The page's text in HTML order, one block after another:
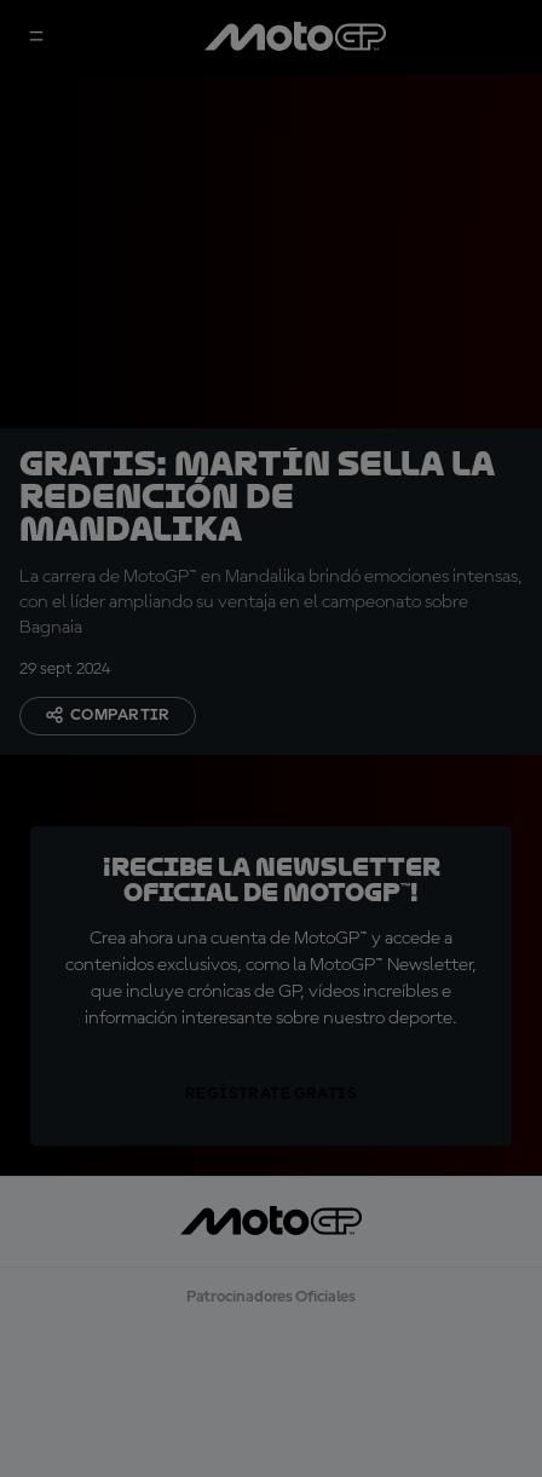
GRATIS: Martín sella la
redención de
Mandalika
La carrera de MotoGP™ en Mandalika brindó emociones intensas,
con el líder ampliando su ventaja en el campeonato sobre
Bagnaia
29 sept 2024
COMPARTIR
¡Recibe la Newsletter
oficial de MotoGP™!
Crea ahora una cuenta de MotoGP™ y accede a
contenidos exclusivos, como la MotoGP™ Newsletter,
que incluye crónicas de GP, vídeos increíbles e
información interesante sobre nuestro deporte.
Patrocinadores Oficiales